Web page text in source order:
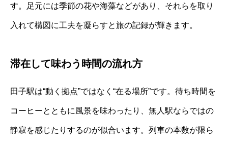
す。足元には季節の花や海藻などがあり、それらを取り
入れて構図に工夫を凝らすと旅の記録が輝きます。
滞在して味わう時間の流れ方
田子駅は“動く拠点”ではなく“在る場所”です。待ち時間を
コーヒーとともに風景を味わったり、無人駅ならではの
静寂を感じたりするのが似合います。列車の本数が限ら